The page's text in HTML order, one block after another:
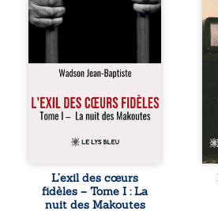
années. » Haïti,
sous la dictature
des Duvalier. La
peur s’étend
jusque dans les
villages les plus
reculés. À Bainet,
Jean-Joël Joli
mène une
avec sa famille.
respecté, il refuse
pourtant de
fermer les yeux
L’exil des cœurs
fidèles – Tome I : La
nuit des Makoutes